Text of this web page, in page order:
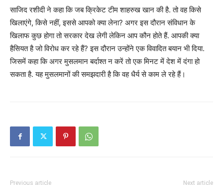
साजिद रशीदी ने कहा कि जब क्रिकेट टीम शाहरुख खान की है. तो वह किसे
खिलाएंगे, किसे नहीं, इससे आपको क्या लेना? अगर इस दौरान संविधान के
खिलाफ कुछ होगा तो सरकार देख लेगी लेकिन आप कौन होते हैं. आपकी क्या
हैसियत है जो विरोध कर रहे हैं? इस दौरान उन्होंने एक विवादित बयान भी दिया.
जिसमें कहा कि अगर मुसलमान बर्दाश्त न करें तो एक मिनट में देश में दंगा हो
सकता है. यह मुसलमानों की समझदारी है कि वह धैर्य से काम ले रहे हैं।
Previous article Next article